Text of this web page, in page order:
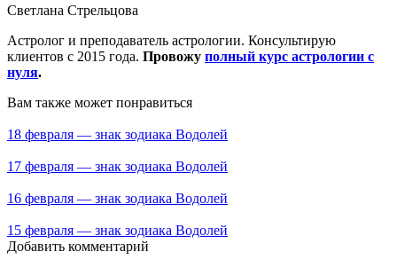
Светлана Стрельцова
Астролог и преподаватель астрологии. Консультирую
клиентов с 2015 года. Провожу полный курс астрологии с
нуля.
Вам также может понравиться
18 февраля — знак зодиака Водолей
17 февраля — знак зодиака Водолей
16 февраля — знак зодиака Водолей
15 февраля — знак зодиака Водолей
Добавить комментарий